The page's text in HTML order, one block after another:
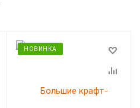
НОВИНКА